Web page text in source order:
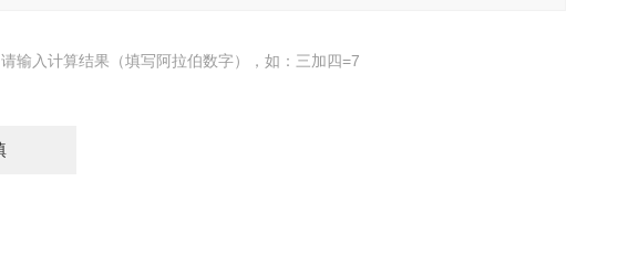
请输入计算结果（填写阿拉伯数字），如：三加四=7